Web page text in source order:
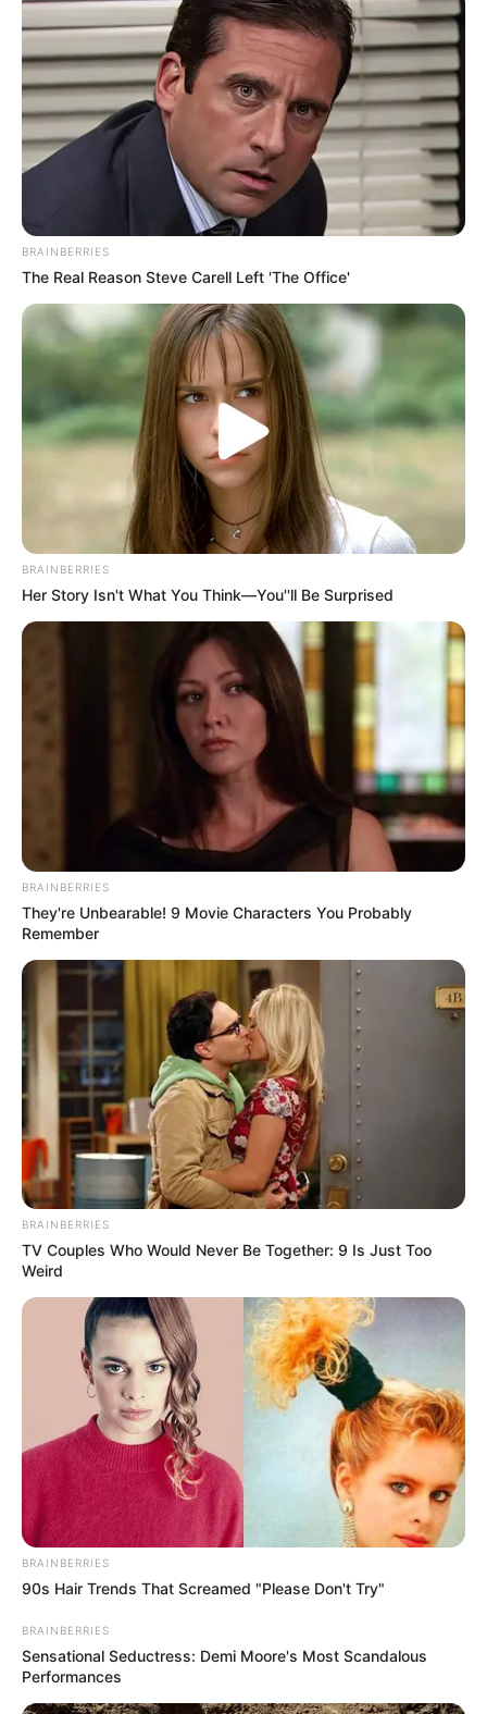
Пов’язаний запис
ГАРЯЧI ПОДІЇ
У Ясінянській громаді відкрили
черговий простір психологічної
підтримки (фото)
СЕР 6, 2026
ПОДІЇ СХЕМИ
Катування, кайданки та
незаконне утримання людей:
працівника Ужгородського ТЦК
судитимуть, дії ще двох його
колег розслідує ДБР (відео)
СЕР 6, 2026
BRAINBERRIES
The Real Reason Steve Carell Left 'The Office'
BRAINBERRIES
Her Story Isn't What You Think—You''ll Be Surprised
BRAINBERRIES
They're Unbearable! 9 Movie Characters You Probably
Remember
BRAINBERRIES
TV Couples Who Would Never Be Together: 9 Is Just Too
Weird
BRAINBERRIES
90s Hair Trends That Screamed "Please Don't Try"
BRAINBERRIES
Sensational Seductress: Demi Moore's Most Scandalous
Performances